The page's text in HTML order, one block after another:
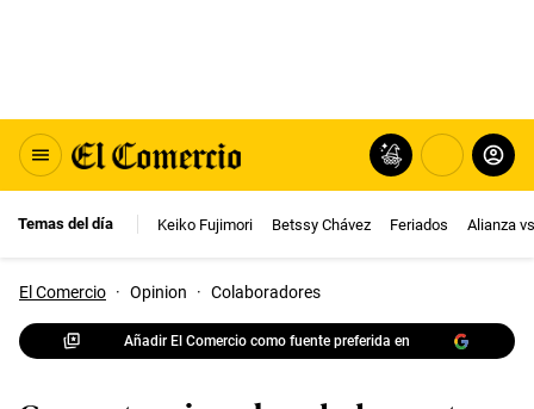
Temas del día Keiko Fujimori Betssy Chávez Feriados Alianza
El Comercio · Opinion · Colaboradores
Añadir El Comercio como fuente preferida en